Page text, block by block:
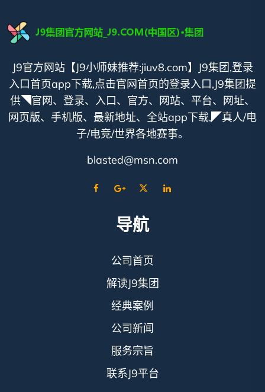
J9官方网站【J9小师妹推荐:jiuv8.com】J9集团,登录
入口首页app下载,点击官网首页的登录入口,J9集团提
供◥官网、登录、入口、官方、网站、平台、网址、
网页版、手机版、最新地址、全站app下载,◤真人/电
子/电竞/世界各地赛事。
blasted@msn.com
导航
公司首页
解读J9集团
经典案例
公司新闻
服务宗旨
联系J9平台